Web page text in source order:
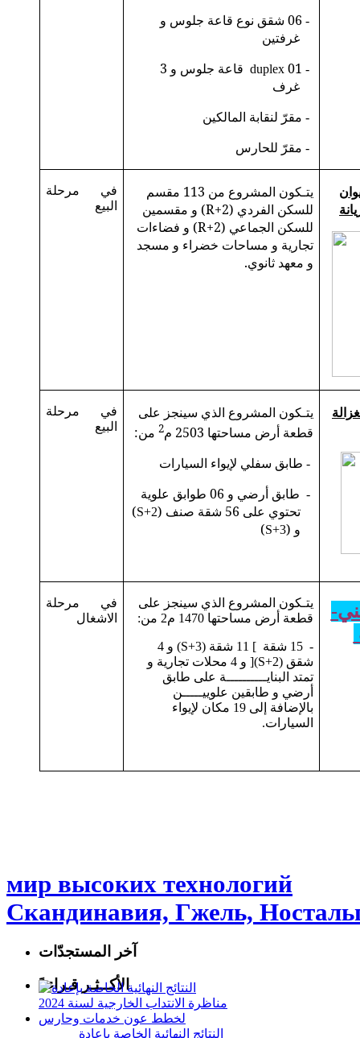
-
06 شقق نوع قاعة جلوس و
غرفتين
-
01
duplex
قاعة جلوس و 3
غرف
- مقرّ لنقابة المالكين
- مقرّ للحارس
يتـكون المشروع من 113 مقسم
للسكن الفردي (R+2) و مقسمين
للسكن الجماعي (R+2) و فضاءات
تجارية و مساحات خضراء و مسجد
و معهد ثانوي.
في مرحلة
البيع
يتـكون المشروع الذي سينجز على
قطعة أرض مساحتها 2503 م
2 من:
- طابق سفلي لإيواء السيارات
-
طابق أرضي و 06 طوابق علوية
تحتوي على 56 شقة صنف (
S+2
)
و (S+3
)
في مرحلة
البيع
يتـكون المشروع الذي سينجز على
قطعة أرض مساحتها 1470 م2 من:
- 15 شقة ] 11 شقة (S+3) و 4
شقق (S+2)[ و 4 محلات تجارية و
تمتد البنايــــــــــة على طابق
أرضي و طابقين علوييـــــن
بالإضافة إلى 19 مكان لإيواء
السيارات.
في مرحلة
الاشغال
мир высоких технологий
Скандинавия, Гжель,
آخر المستجدّات
الأكــثـر قـراءةً
النتائج النهائية الخاصة بإعادة